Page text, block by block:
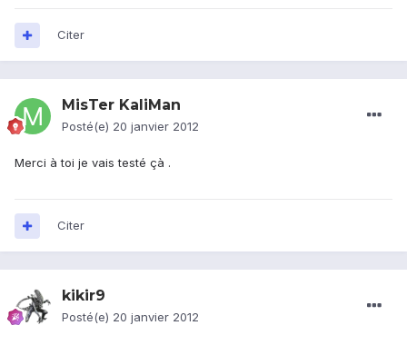
Citer
MisTer KaliMan
Posté(e) 20 janvier 2012
Merci à toi je vais testé çà .
Citer
kikir9
Posté(e) 20 janvier 2012